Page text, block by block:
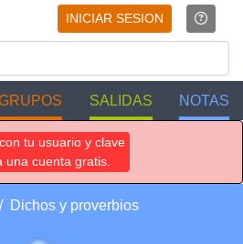
INICIAR SESION
SALIDAS NOTAS
tu usuario y clave
una cuenta gratis.
Dichos y proverbios